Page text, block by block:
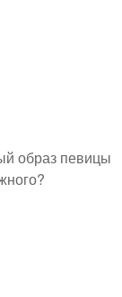
образ певицы